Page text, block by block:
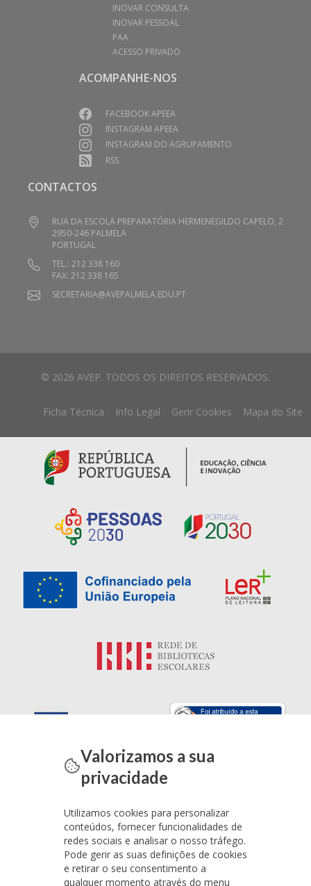
INOVAR CONSULTA
INOVAR PESSOAL
PAA
ACESSO PRIVADO
ACOMPANHE-NOS
FACEBOOK APEEA
INSTAGRAM APEEA
INSTAGRAM DO AGRUPAMENTO
RSS
CONTACTOS
RUA DA ESCOLA PREPARATÓRIA HERMENEGILDO CAPELO, 2
2950-246 PALMELA
PORTUGAL
TEL.: 212 338 160
FAX: 212 338 165
SECRETARIA@AVEPALMELA.EDU.PT
© 2026 AVEP. TODOS OS DIREITOS RESERVADOS.
Ficha Técnica Info Legal Gerir Cookies Mapa do Site
Valorizamos a sua
privacidade
Utilizamos cookies para personalizar
conteúdos, fornecer funcionalidades de
redes sociais e analisar o nosso tráfego.
Pode gerir as suas definições de cookies
e retirar o seu consentimento a
qualquer momento através do menu